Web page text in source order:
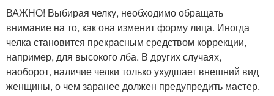
ВАЖНО! Выбирая челку, необходимо обращать
внимание на то, как она изменит форму лица. Иногда
челка становится прекрасным средством коррекции,
например, для высокого лба. В других случаях,
наоборот, наличие челки только ухудшает внешний вид
женщины, о чем заранее должен предупредить мастер.